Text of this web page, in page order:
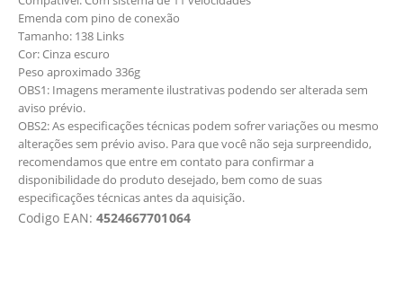
Emenda com pino de conexão
Tamanho: 138 Links
Cor: Cinza escuro
Peso aproximado 336g
OBS1: Imagens meramente ilustrativas podendo ser alterada sem
aviso prévio.
OBS2: As especificações técnicas podem sofrer variações ou mesmo
alterações sem prévio aviso. Para que você não seja surpreendido,
recomendamos que entre em contato para confirmar a
disponibilidade do produto desejado, bem como de suas
especificações técnicas antes da aquisição.
Codigo EAN: 4524667701064